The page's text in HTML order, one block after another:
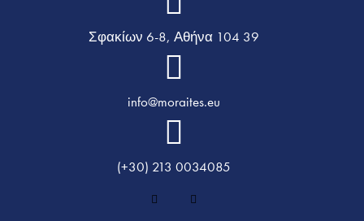
Σφακίων 6-8, Αθήνα 104 39
info@moraites.eu
(+30) 213 0034085